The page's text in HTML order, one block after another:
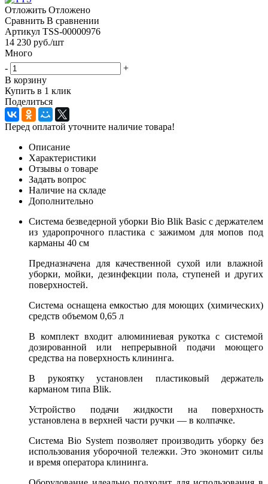
Отложить Отложено
Сравнить В сравнении
Артикул TSS-00000976
14 230 руб./шт
Много
-
+
В корзину
Купить в 1 клик
Поделиться
Перед оплатой уточните наличие товара!
Описание
Характеристики
Отзывы о товаре
Задать вопрос
Наличие на складе
Дополнительно
Система безведерной уборки Bio Blik Basic с держателем
из ударопрочного пластика с зажимом для мопов под
карманы 40 см
Предназначена для качественной сухой или влажной
уборки, мойки, дезинфекции пола, ступеней и других
поверхностей.
Система оснащена емкостью для моющих (химических)
средств объемом 0,65 л
В комплект входит алюминиевая рукотка с системой
дозированной или непрерывной подачи моющего
средства на поверхность клининга.
В рукоятку установлен пластиковый держатель
карманом типа Blik.
Устройство подачи жидкости на поверхность
установлена в верхней части ручки — в колпачке.
Система Bio System позволяет производить уборку без
использования уборочной тележки. Это экономит силы
и время оператора клининга.